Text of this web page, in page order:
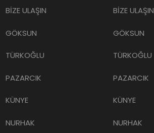
BİZE ULAŞIN
GÖKSUN
TÜRKOĞLU
PAZARCIK
KÜNYE
NURHAK
BİZE ULAŞIN
GÖKSUN
TÜRKOĞLU
PAZARCIK
KÜNYE
NURHAK